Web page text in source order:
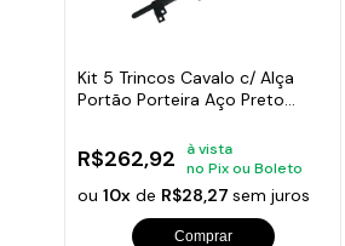
Tampões e Tampas de
Kit 5 Trincos Cavalo c/ Alça
Portão Porteira Aço Preto
R$262,92
à vista
no Pix ou Boleto
ou10x de R$28,27sem juros
Comprar